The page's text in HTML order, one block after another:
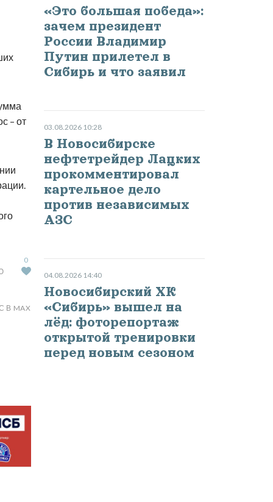
– от
0
В MAX
«Это большая победа»:
зачем президент
России Владимир
Путин прилетел в
Сибирь и что заявил
03.08.2026 10:28
В Новосибирске
нефтетрейдер Лацких
прокомментировал
картельное дело
против независимых
АЗС
04.08.2026 14:40
Новосибирский ХК
«Сибирь» вышел на
лёд: фоторепортаж
открытой тренировки
перед новым сезоном